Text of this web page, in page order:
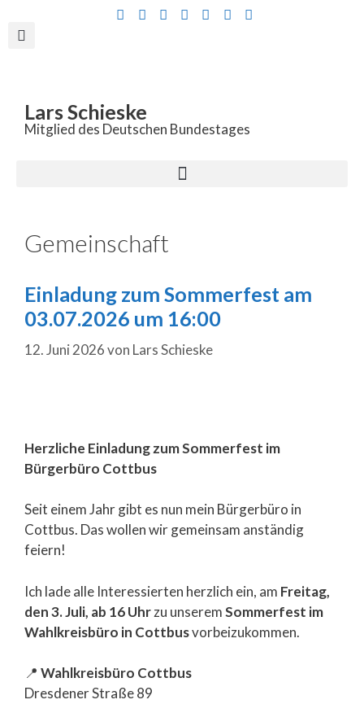
Lars Schieske
Mitglied des Deutschen Bundestages
Gemeinschaft
Einladung zum Sommerfest am
03.07.2026 um 16:00
12. Juni 2026von Lars Schieske
Herzliche Einladung zum Sommerfest im
Bürgerbüro Cottbus
Seit einem Jahr gibt es nun mein Bürgerbüro in
Cottbus. Das wollen wir gemeinsam anständig
feiern!
Ich lade alle Interessierten herzlich ein, am Freitag,
den 3. Juli, ab 16 Uhrzu unseremSommerfest im
Wahlkreisbüro in Cottbusvorbeizukommen.
📍 Wahlkreisbüro Cottbus
Dresdener Straße 89